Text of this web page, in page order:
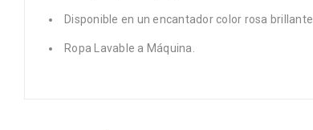
Disponible en un encantador color rosa brillante.
Ropa Lavable a Máquina.